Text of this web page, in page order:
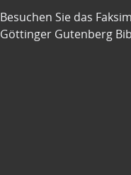
Besuchen Sie das
Göttinger Gutenberg